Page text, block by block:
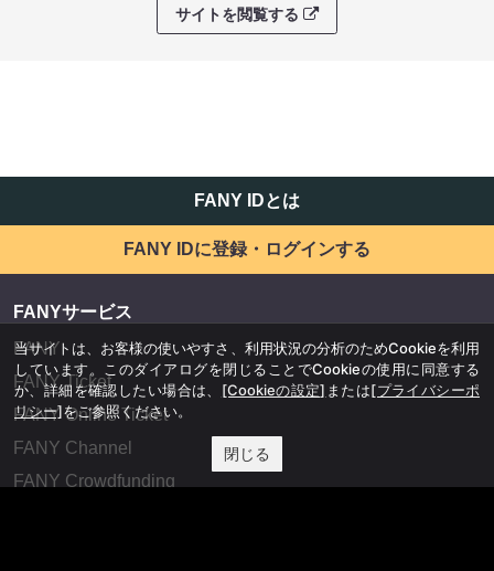
サイトを閲覧する
FANY IDとは
FANY IDに登録・ログインする
FANYサービス
FANY
FANY Ticket
FANY Online Ticket
FANY Channel
FANY Crowdfunding
当サイトは、お客様の使いやすさ、利用状況の分析のためCookieを利用
しています。このダイアログを閉じることでCookieの使用に同意する
か、詳細を確認したい場合は、 [Cookieの設定] または[プライバシーポ
リシー]をご参照ください。
閉じる